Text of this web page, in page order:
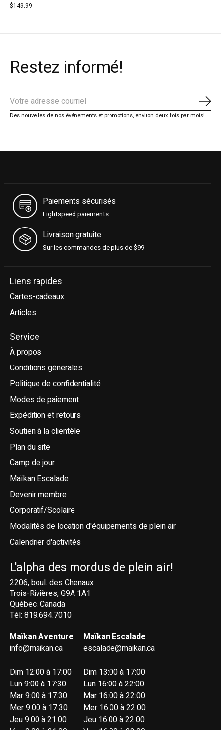
$149.99
Restez informé!
Des nouvelles de nos événements et promotions, environ deux fois par mois!
Paiements sécurisés
Lightspeed paiements
Livraison gratuite
Sur les commandes de plus de $99
Liens rapides
Cartes-cadeaux
Articles
Service
À propos
Conditions générales
Politique de confidentialité
Modes de paiement
Expédition et retours
Soutien à la clientèle
Plan du site
Camp de jour
Maïkan Escalade
Devenir membre
Corporatif/Scolaire
Modalités de location d'équipements de plein air
Calendrier d'activités
L'alpha des mordus de plein air!
2206, boul. des Chenaux
Trois-Rivières, G9A 1A1
Québec, Canada
Tél: 819.694.7010
Maïkan Aventure
info@maikan.ca
Dim 12:00 à 17:00
Lun 9:00 à 17:30
Mar 9:00 à 17:30
Mer 9:00 à 17:30
Jeu 9:00 à 21:00
Maïkan Escalade
escalade@maikan.ca
Dim 13:00 à 17:00
Lun 16:00 à 22:00
Mar 16:00 à 22:00
Mer 16:00 à 22:00
Jeu 16:00 à 22:00